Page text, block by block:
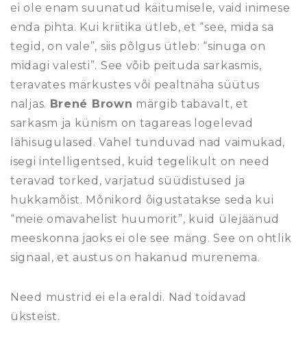
ei ole enam suunatud käitumisele, vaid inimese
enda pihta. Kui kriitika ütleb, et “see, mida sa
tegid, on vale”, siis põlgus ütleb: “sinuga on
midagi valesti”. See võib peituda sarkasmis,
teravates märkustes või pealtnäha süütus
naljas. Brené Brown märgib tabavalt, et
sarkasm ja künism on tagareas logelevad
lähisugulased. Vahel tunduvad nad vaimukad,
isegi intelligentsed, kuid tegelikult on need
teravad torked, varjatud süüdistused ja
hukkamõist. Mõnikord õigustatakse seda kui
“meie omavahelist huumorit”, kuid ülejäänud
meeskonna jaoks ei ole see mäng. See on ohtlik
signaal, et austus on hakanud murenema.
Need mustrid ei ela eraldi. Nad toidavad
üksteist.